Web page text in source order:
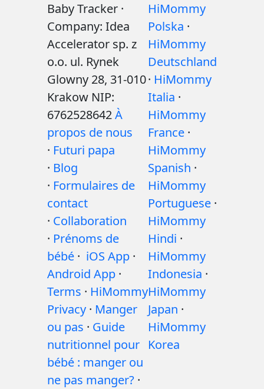
Baby Tracker ·
Company: Idea
Accelerator sp. z
o.o. ul. Rynek
Glowny 28, 31-010
Krakow NIP:
6762528642À
propos de nous
· Futuri papa
· Blog
· Formulaires de
contact
· Collaboration
· Prénoms de
bébé · iOS App ·
Android App ·
Terms · HiMommy
Privacy · Manger
ou pas · Guide
nutritionnel pour
bébé : manger ou
ne pas manger? ·
HiMommy
Polska ·
HiMommy
Deutschland
· HiMommy
Italia ·
HiMommy
France ·
HiMommy
Spanish ·
HiMommy
Portuguese ·
HiMommy
Hindi ·
HiMommy
Indonesia ·
HiMommy
Japan ·
HiMommy
Korea